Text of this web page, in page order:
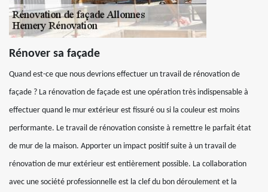
Rénover sa façade
Quand est-ce que nous devrions effectuer un travail de rénovation de
façade ? La rénovation de façade est une opération très indispensable à
effectuer quand le mur extérieur est fissuré ou si la couleur est moins
performante. Le travail de rénovation consiste à remettre le parfait état
de mur de la maison. Apporter un impact positif suite à un travail de
rénovation de mur extérieur est entièrement possible. La collaboration
avec une société professionnelle est la clef du bon déroulement et la